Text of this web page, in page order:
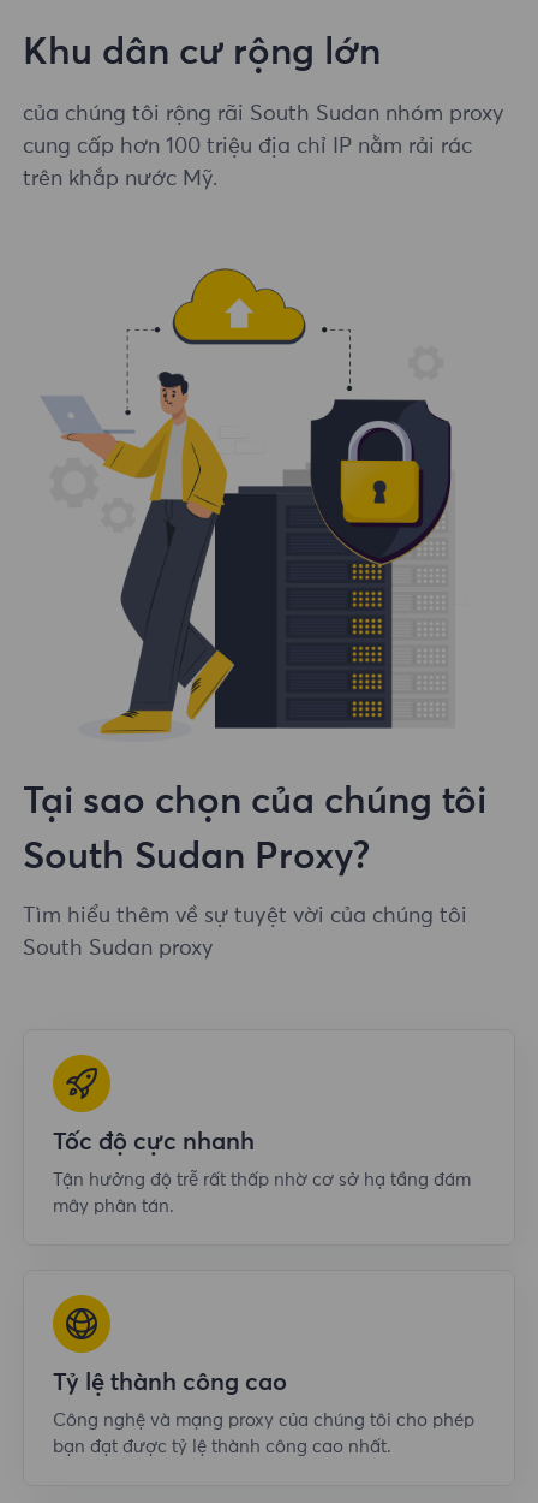
Khu dân cư rộng lớn
của chúng tôi rộng rãi South Sudan nhóm proxy
cung cấp hơn 100 triệu địa chỉ IP nằm rải rác
trên khắp nước Mỹ.
Tại sao chọn của chúng tôi
South Sudan Proxy?
Tìm hiểu thêm về sự tuyệt vời của chúng tôi
South Sudan proxy
Tốc độ cực nhanh
Tận hưởng độ trễ rất thấp nhờ cơ sở hạ tầng đám
mây phân tán.
Tỷ lệ thành công cao
Công nghệ và mạng proxy của chúng tôi cho phép
bạn đạt được tỷ lệ thành công cao nhất.